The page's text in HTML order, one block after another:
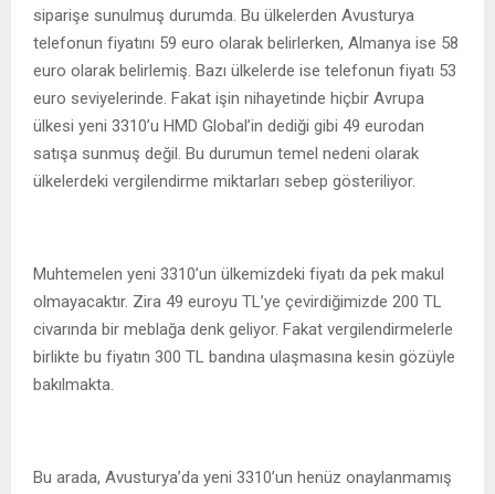
siparişe sunulmuş durumda. Bu ülkelerden Avusturya
telefonun fiyatını 59 euro olarak belirlerken, Almanya ise 58
euro olarak belirlemiş. Bazı ülkelerde ise telefonun fiyatı 53
euro seviyelerinde. Fakat işin nihayetinde hiçbir Avrupa
ülkesi yeni 3310’u HMD Global’in dediği gibi 49 eurodan
satışa sunmuş değil. Bu durumun temel nedeni olarak
ülkelerdeki vergilendirme miktarları sebep gösteriliyor.
Muhtemelen yeni 3310’un ülkemizdeki fiyatı da pek makul
olmayacaktır. Zira 49 euroyu TL’ye çevirdiğimizde 200 TL
civarında bir meblağa denk geliyor. Fakat vergilendirmelerle
birlikte bu fiyatın 300 TL bandına ulaşmasına kesin gözüyle
bakılmakta.
Bu arada, Avusturya’da yeni 3310’un henüz onaylanmamış